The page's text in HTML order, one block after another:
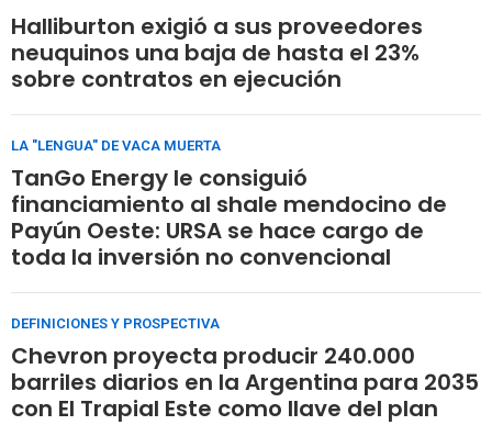
Halliburton exigió a sus proveedores
neuquinos una baja de hasta el 23%
sobre contratos en ejecución
LA "LENGUA" DE VACA MUERTA
TanGo Energy le consiguió
financiamiento al shale mendocino de
Payún Oeste: URSA se hace cargo de
toda la inversión no convencional
DEFINICIONES Y PROSPECTIVA
Chevron proyecta producir 240.000
barriles diarios en la Argentina para 2035
con El Trapial Este como llave del plan